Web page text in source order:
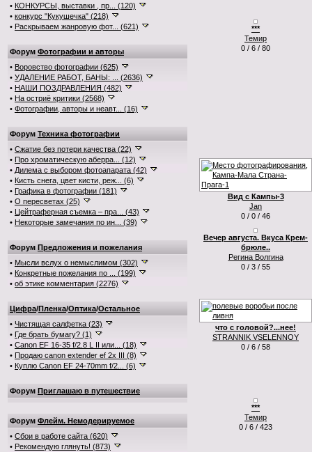
• КОНКУРСЫ, выставки , пр... (120)
• конкурс "Кукушечка" (218)
• Раскрываем жанровую фот... (621)
Форум Фотографии и авторы
• Воровство фотографии (625)
• УДАЛЕНИЕ РАБОТ, БАНЫ: ... (2636)
• НАШИ ПОЗДРАВЛЕНИЯ (482)
• На остриё критики (2568)
• Фотографии, авторы и неавт... (16)
Форум Техника фотографии
• Сжатие без потери качества (22)
• Про хроматическую аберра... (12)
• Дилема с выбором фотоапарата (42)
• Кисть снега, цвет кисти, реж... (6)
• Графика в фотографии (181)
• О пересветах (25)
• Цейтраферная съемка – пра... (43)
• Некоторые замечания по ин... (39)
Форум Предложения и пожелания
• Мысли вслух о немыслимом (302)
• Конкретные пожелания по ... (199)
• об этике комментария (2276)
Цифра/Пленка/Оптика/Остальное
• Чистящая салфетка (23)
• Где брать бумагу? (1)
• Canon EF 16-35 f/2.8 L II или... (18)
• Продаю canon extender ef 2x III (8)
• Куплю Canon EF 24-70mm f/2... (6)
Форум Приглашаю в путешествие
Форум Флейм. Немодерируемое
• Сбои в работе сайта (620)
• Рекомендую глянуть! (873)
***
Темир
0 / 6 / 80
Вид с Кампы-3
Jan
0 / 0 / 46
Вечер августа. Вкуса Крем-
брюле..
Регина Волгина
0 / 3 / 55
что с головой?...нее!
STRANNIK VSELENNOY
0 / 6 / 58
***
Темир
0 / 6 / 423